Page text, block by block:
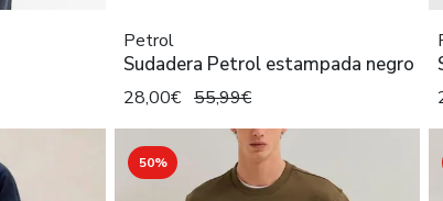
Petrol
Sudadera Petrol estampada negro
28,00€ 55,99€
50%